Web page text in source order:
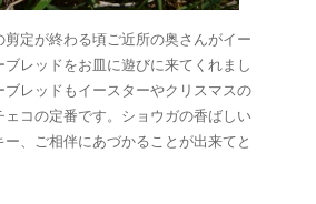
剪定が終わる頃ご近所の奥さんがイー
ブレッドをお皿に遊びに来てくれまし
ブレッドもイースターやクリスマスの
ェコの定番です。ショウガの香ばしい
、ご相伴にあづかることが出来てと